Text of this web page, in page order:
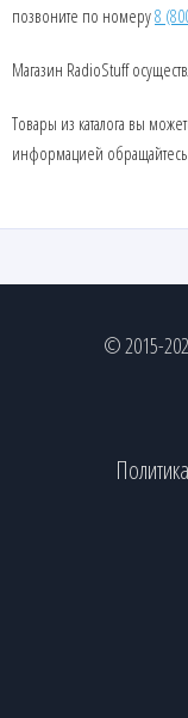
позвоните по номеру8
Магазин RadioStuff
Товары из каталога вы
информацией
© 2015-